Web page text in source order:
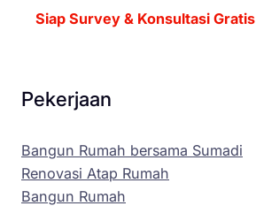
Siap Survey & Konsultasi Gratis
Pekerjaan
Bangun Rumah bersama Sumadi
Renovasi Atap Rumah
Bangun Rumah